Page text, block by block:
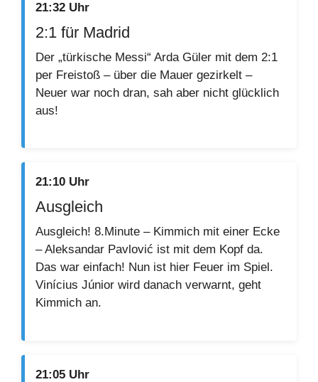
21:32 Uhr
2:1 für Madrid
Der „türkische Messi“ Arda Güler mit dem 2:1
per Freistoß – über die Mauer gezirkelt –
Neuer war noch dran, sah aber nicht glücklich
aus!
21:10 Uhr
Ausgleich
Ausgleich! 8.Minute – Kimmich mit einer Ecke
– Aleksandar Pavlović ist mit dem Kopf da.
Das war einfach! Nun ist hier Feuer im Spiel.
Vinícius Júnior wird danach verwarnt, geht
Kimmich an.
21:05 Uhr